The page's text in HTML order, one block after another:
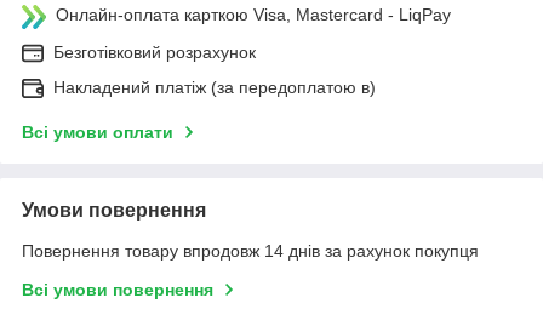
Онлайн-оплата карткою Visa, Mastercard - LiqPay
Безготівковий розрахунок
Накладений платіж (за передоплатою в)
Всі умови оплати
Умови повернення
Повернення товару впродовж 14 днів за рахунок покупця
Всі умови повернення